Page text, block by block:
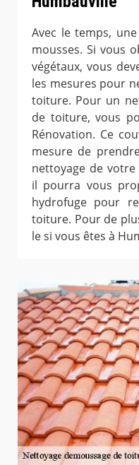
Avec le temps,
mousses. Si vous
végétaux, vous
les mesures pour
toiture. Pour un
de toiture, vous
Rénovation. Ce
mesure de
nettoyage de
il pourra vous
hydrofuge pour
toiture. Pour de
le si vous êtes à